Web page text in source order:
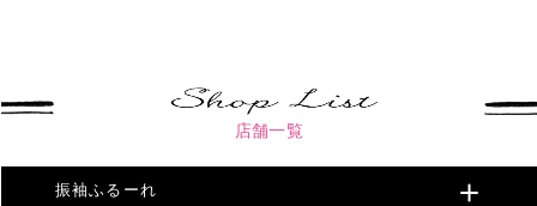
店舗一覧
振袖ふるーれ